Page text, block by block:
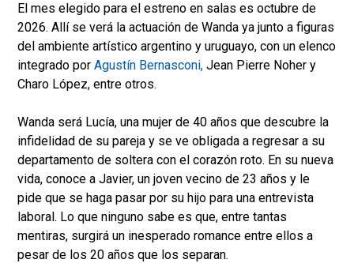
El mes elegido para el estreno en salas es octubre de
2026. Allí se verá la actuación de Wanda ya junto a figuras
del ambiente artístico argentino y uruguayo, con un elenco
integrado por Agustín Bernasconi, Jean Pierre Noher y
Charo López, entre otros.
Wanda será Lucía, una mujer de 40 años que descubre la
infidelidad de su pareja y se ve obligada a regresar a su
departamento de soltera con el corazón roto. En su nueva
vida, conoce a Javier, un joven vecino de 23 años y le
pide que se haga pasar por su hijo para una entrevista
laboral. Lo que ninguno sabe es que, entre tantas
mentiras, surgirá un inesperado romance entre ellos a
pesar de los 20 años que los separan.